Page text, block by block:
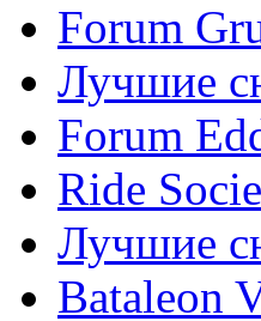
Forum
Лучшие
Forum
Ride
Лучшие
Bataleon